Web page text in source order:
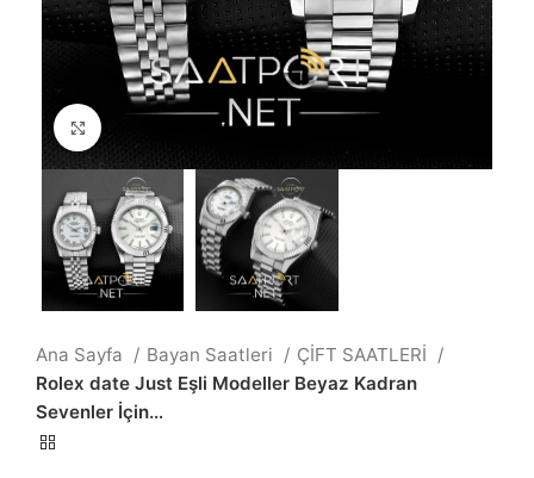
Büyütmek için tıklayın
Ana Sayfa Bayan Saatleri
ÇİFT SAATLERİ
Rolex date Just Eşli Modeller Beyaz Kadran
Sevenler İçin…